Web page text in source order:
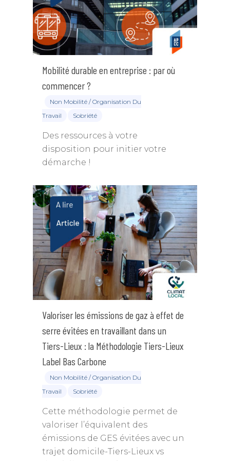
Mobilité durable en entreprise : par où
commencer ?
Non Mobilité / Organisation Du
Travail
Sobriété
Des ressources à votre
disposition pour initier votre
démarche !
Valoriser les émissions de gaz à effet de
serre évitées en travaillant dans un
Tiers-Lieux : la Méthodologie Tiers-Lieux
Label Bas Carbone
Non Mobilité / Organisation Du
Travail
Sobriété
Cette méthodologie permet de
valoriser l’équivalent des
émissions de GES évitées avec un
trajet domicile-Tiers-Lieux vs
Annuaire des
Devenir adhérent
Charte de déontologie
Règlement Intérieur
Qui sommes-nous
Annuaire des
Missions & objectifs
Expertises
Collectivités,
Événements